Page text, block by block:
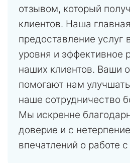
отзывом, который
клиентов. Наша
предоставление услуг
уровня и эффективное
наших клиентов. Ваши
помогают нам
наше сотрудничество
Мы искренне
доверие и с
впечатлений о работе